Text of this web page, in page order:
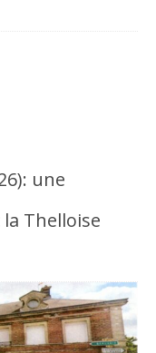
une
la Thelloise